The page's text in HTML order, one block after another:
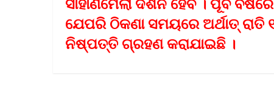
ସାହାଣମେଲା ଦର୍ଶନ ହେବ । ପୂର୍ବ
ଯେପରି ଠିକଣା ସମୟରେ ଅର୍ଥାତ୍ ରାତି
ନିଷ୍ପତ୍ତି ଗ୍ରହଣ କରାଯାଇଛି ।